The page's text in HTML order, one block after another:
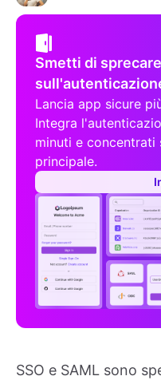
Smetti di
Lancia app sicure
Integra
minuti e
principale.
SSO e SAML sono